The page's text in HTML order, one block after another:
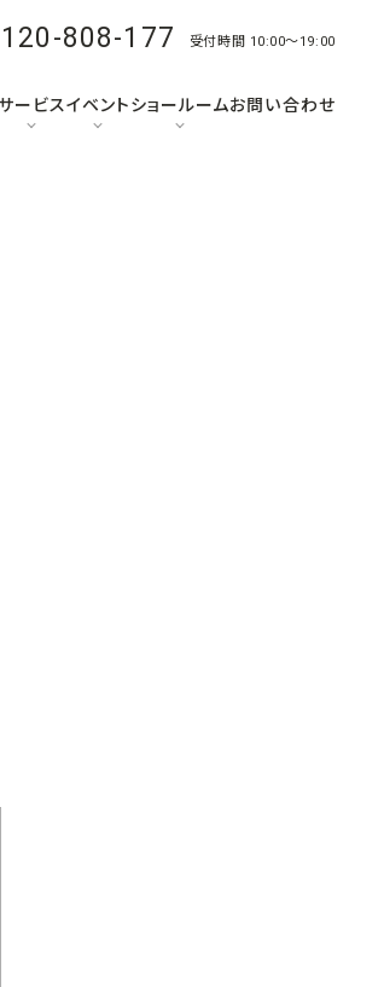
808-177 受付時間 10:00〜19:00
ービスイベントショールームお問い合わせ